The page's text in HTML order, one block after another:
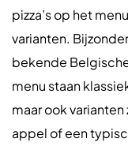
pizza’s op het
varianten.
bekende
menu staan
maar ook
appel of een